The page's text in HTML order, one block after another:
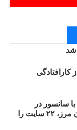
کارافتادگی
با سانسور در
اینترنت: #آزادی هم‌آیند گزارشگران‌ بدون مرز، ۲۲ سایت را